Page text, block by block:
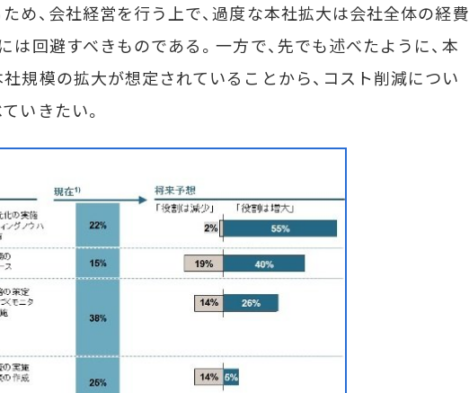
め、会社経営を行う上で、過度な本社拡大は会社全体の経費
は回避すべきものである。一方で、先でも述べたように、本
規模の拡大が想定されていることから、コスト削減につい
いきたい。